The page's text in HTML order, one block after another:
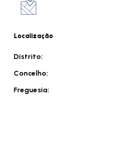
Localização
Distrito:
Concelho:
Freguesia: